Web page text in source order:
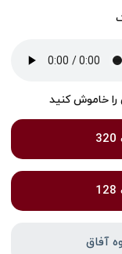
خاموش کنید
آفاق